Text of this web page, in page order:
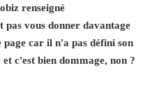
renseigné
pas vous donner davantage
car il n'a pas défini son
c'est bien dommage, non ?